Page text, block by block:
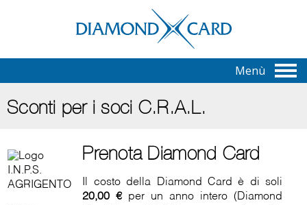
Menù
Sconti per i soci C.R.A.L.
Prenota Diamond Card
Il costo della Diamond Card è di soli
20,00 €per un anno intero (Diamond